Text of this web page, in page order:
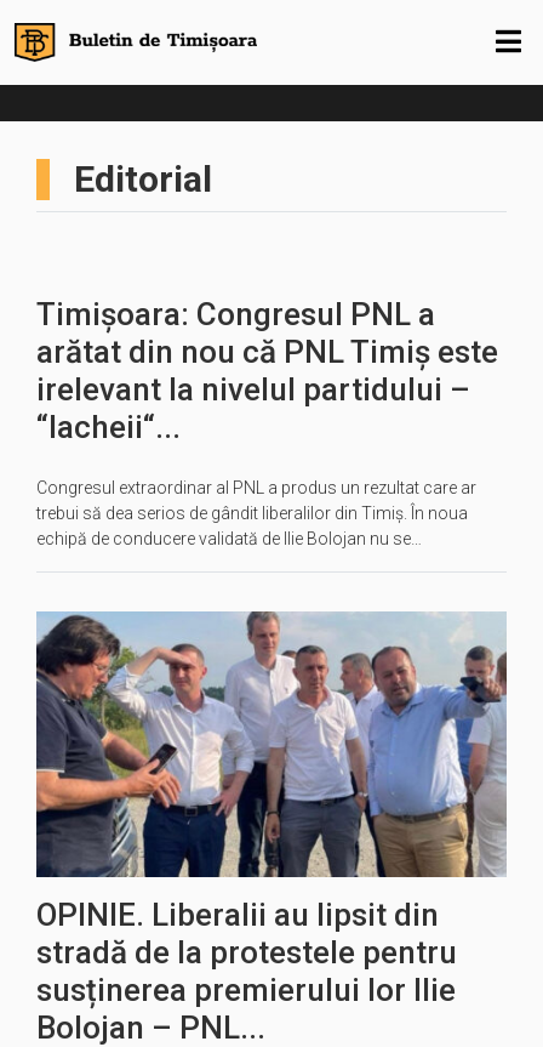
Editorial
Timișoara: Congresul PNL a
arătat din nou că PNL Timiș este
irelevant la nivelul partidului –
“lacheii“...
Congresul extraordinar al PNL a produs un rezultat care ar
trebui să dea serios de gândit liberalilor din Timiș. În noua
echipă de conducere validată de Ilie Bolojan nu se…
OPINIE. Liberalii au lipsit din
stradă de la protestele pentru
susținerea premierului lor Ilie
Bolojan – PNL...